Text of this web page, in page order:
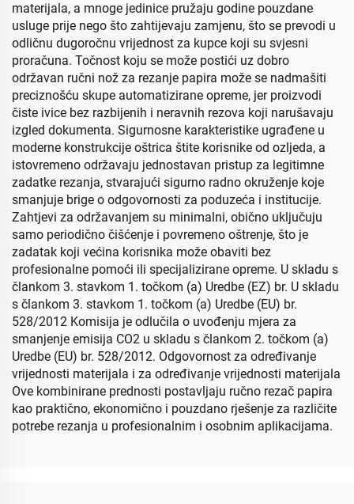
materijala, a mnoge jedinice pružaju godine pouzdane
usluge prije nego što zahtijevaju zamjenu, što se prevodi u
odličnu dugoročnu vrijednost za kupce koji su svjesni
proračuna. Točnost koju se može postići uz dobro
održavan ručni nož za rezanje papira može se nadmašiti
preciznošću skupe automatizirane opreme, jer proizvodi
čiste ivice bez razbijenih i neravnih rezova koji narušavaju
izgled dokumenta. Sigurnosne karakteristike ugrađene u
moderne konstrukcije oštrica štite korisnike od ozljeda, a
istovremeno održavaju jednostavan pristup za legitimne
zadatke rezanja, stvarajući sigurno radno okruženje koje
smanjuje brige o odgovornosti za poduzeća i institucije.
Zahtjevi za održavanjem su minimalni, obično uključuju
samo periodično čišćenje i povremeno oštrenje, što je
zadatak koji većina korisnika može obaviti bez
profesionalne pomoći ili specijalizirane opreme. U skladu s
člankom 3. stavkom 1. točkom (a) Uredbe (EZ) br. U skladu
s člankom 3. stavkom 1. točkom (a) Uredbe (EU) br.
528/2012 Komisija je odlučila o uvođenju mjera za
smanjenje emisija CO2 u skladu s člankom 2. točkom (a)
Uredbe (EU) br. 528/2012. Odgovornost za određivanje
vrijednosti materijala i za određivanje vrijednosti materijala
Ove kombinirane prednosti postavljaju ručno rezač papira
kao praktično, ekonomično i pouzdano rješenje za različite
potrebe rezanja u profesionalnim i osobnim aplikacijama.